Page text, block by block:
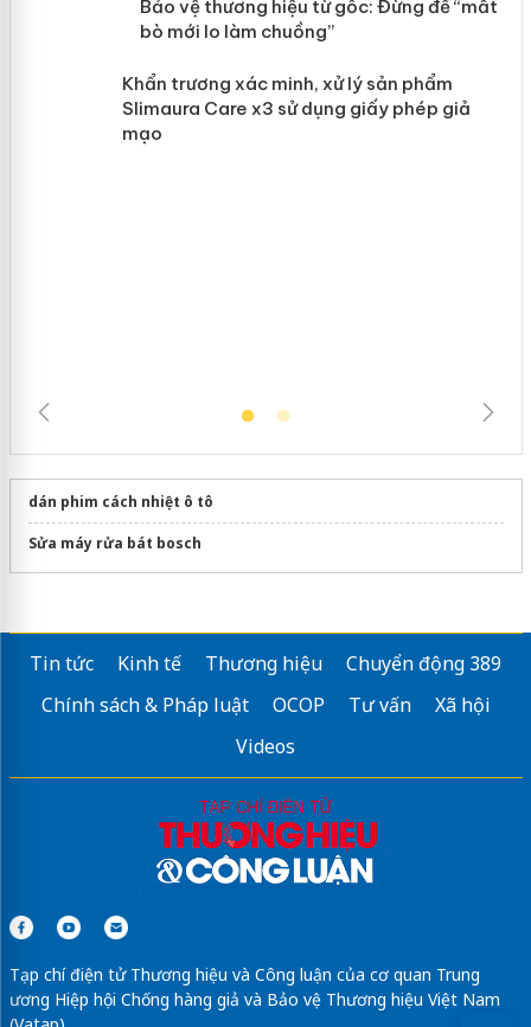
Bảo vệ thương hiệu từ gốc: Đừng để
“mất bò mới lo làm chuồng”
dán phim cách nhiệt ô tô
Sửa máy rửa bát bosch
Tin tức Kinh tế Thương hiệu
Chuyển động 389
Chính sách & Pháp luật
OCOP Tư vấn
Xã hội
Videos
Tạp chí điện tử Thương hiệu và Công luận của cơ quan Trung
ương Hiệp hội Chống hàng giả và Bảo vệ Thương hiệu Việt Nam